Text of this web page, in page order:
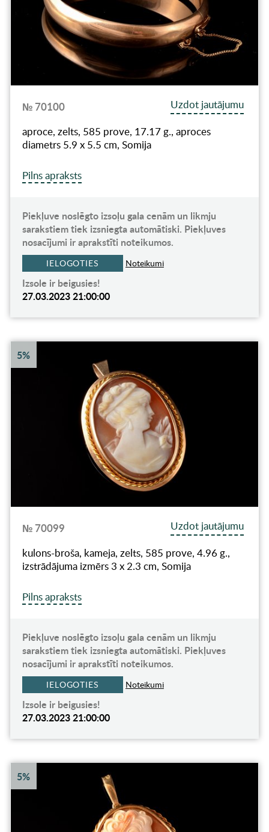
№ 70100
Uzdot jautājumu
aproce, zelts, 585 prove, 17.17 g., aproces
diametrs 5.9 x 5.5 cm, Somija
Pilns apraksts
Piekļuve noslēgto izsoļu gala cenām un likmju
sarakstiem tiek izsniegta automātiski. Piekļuves
nosacījumi ir aprakstīti noteikumos.
IELOGOTIES Noteikumi
Izsole ir beigusies!
27.03.2023 21:00:00
5%
№ 70099
Uzdot jautājumu
kulons-broša, kameja, zelts, 585 prove, 4.96 g.,
izstrādājuma izmērs 3 x 2.3 cm, Somija
Pilns apraksts
Piekļuve noslēgto izsoļu gala cenām un likmju
sarakstiem tiek izsniegta automātiski. Piekļuves
nosacījumi ir aprakstīti noteikumos.
IELOGOTIES Noteikumi
Izsole ir beigusies!
27.03.2023 21:00:00
5%